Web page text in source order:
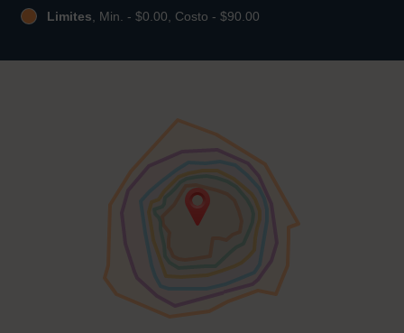
Limites, Min. - $0.00, Costo - $90.00